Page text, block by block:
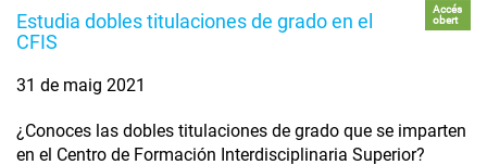
Estudia dobles titulaciones de grado en el
CFIS
Accés
obert
31 de maig 2021
¿Conoces las dobles titulaciones de grado que se imparten
en el Centro de Formación Interdisciplinaria Superior?